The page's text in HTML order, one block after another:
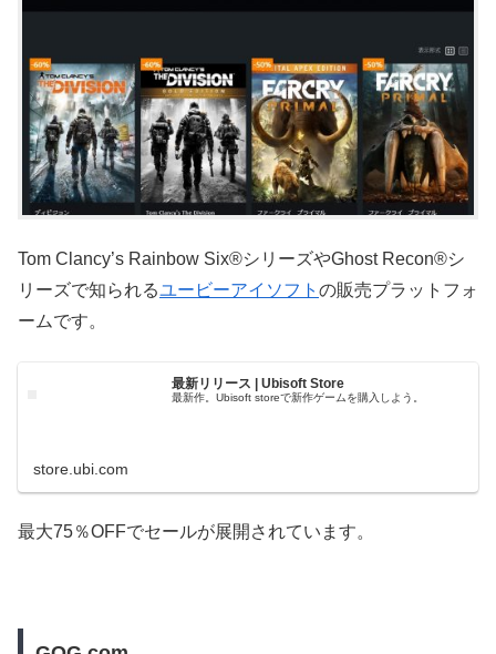
Tom Clancy’s Rainbow Six®シリーズやGhost Recon®シ
リーズで知られるユービーアイソフト の販売プラットフォ
ームです。
最新リリース | Ubisoft Store
最新作。Ubisoft storeで新作ゲームを購入しよう。
store.ubi.com
最大75％OFFでセールが展開されています。